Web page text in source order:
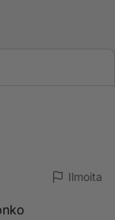
Ilmoita